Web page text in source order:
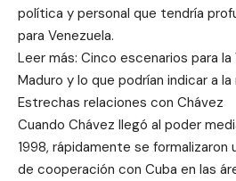
política y personal que tendría
para Venezuela.
Leer más: Cinco escenarios para
Maduro y lo que podrían indicar a
Estrechas relaciones con Chávez
Cuando Chávez llegó al poder
1998, rápidamente se formalizaron
de cooperación con Cuba en las